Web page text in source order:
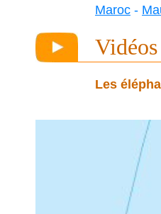
Maroc -
Vidéos
Les